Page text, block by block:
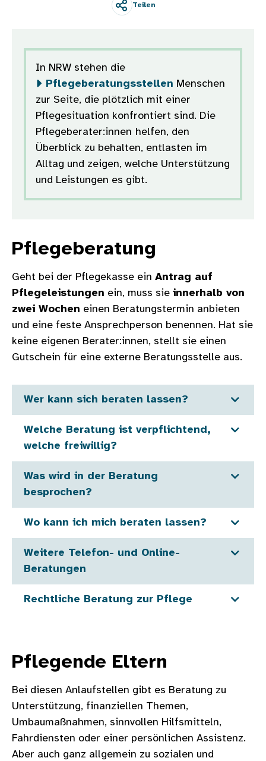
Teilen
In NRW stehen die
Pflegeberatungsstellen Menschen
zur Seite, die plötzlich mit einer
Pflegesituation konfrontiert sind. Die
Pflegeberater:innen helfen, den
Überblick zu behalten, entlasten im
Alltag und zeigen, welche Unterstützung
und Leistungen es gibt.
Pflegeberatung
Geht bei der Pflegekasse ein Antrag auf
Pflegeleistungen ein, muss sie innerhalb von
zwei Wochen einen Beratungstermin anbieten
und eine feste Ansprechperson benennen. Hat sie
keine eigenen Berater:innen, stellt sie einen
Gutschein für eine externe Beratungsstelle aus.
Wer kann sich beraten lassen?
Welche Beratung ist verpflichtend,
welche freiwillig?
Was wird in der Beratung
besprochen?
Wo kann ich mich beraten lassen?
Weitere Telefon- und Online-
Beratungen
Rechtliche Beratung zur Pflege
Pflegende Eltern
Bei diesen Anlaufstellen gibt es Beratung zu
Unterstützung, finanziellen Themen,
Umbaumaßnahmen, sinnvollen Hilfsmitteln,
Fahrdiensten oder einer persönlichen Assistenz.
Aber auch ganz allgemein zu sozialen und